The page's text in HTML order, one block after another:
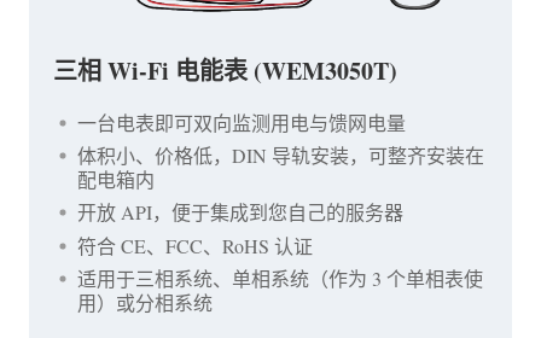
三相 Wi-Fi 电能表 (WEM3050T)
一台电表即可双向监测用电与馈网电量
体积小、价格低，DIN 导轨安装，可整齐安装在
配电箱内
开放 API，便于集成到您自己的服务器
符合 CE、FCC、RoHS 认证
适用于三相系统、单相系统（作为 3 个单相表使
用）或分相系统